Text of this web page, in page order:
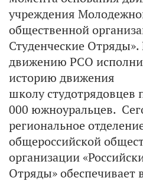
учреждения
общественной
Студенческие
движению РСО
историю движения
школу студотрядовцев
000 южноуральцев.
региональное
общероссийской
организации
Отряды» обеспечивает